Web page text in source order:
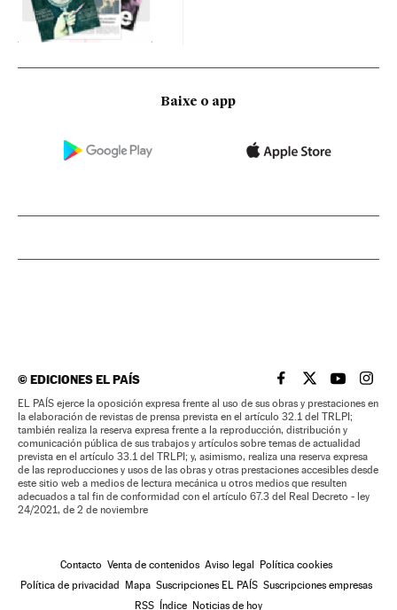
Baixe o app
©EDICIONES EL PAÍS EL PAÍS BRASIL EN
EL PAÍSEL PAÍS
EL
EL PAÍS ejerce la oposición expresa frente al uso de sus obras y prestaciones en
la elaboración de revistas de prensa prevista en el artículo 32.1 del TRLPI;
también realiza la reserva expresa frente a la reproducción, distribución y
comunicación pública de sus trabajos y artículos sobre temas de actualidad
prevista en el artículo 33.1 del TRLPI; y, asimismo, realiza una reserva expresa
de las reproducciones y usos de las obras y otras prestaciones accesibles desde
este sitio web a medios de lectura mecánica u otros medios que resulten
adecuados a tal fin de conformidad con el artículo 67.3 del Real Decreto - ley
24/2021, de 2 de noviembre
Contacto Venta de contenidos Aviso legal
Política cookies
Política de privacidad
Mapa Suscripciones EL PAÍS Suscripciones empresas
RSS
Índice Noticias de hoy